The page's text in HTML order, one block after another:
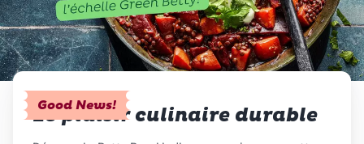
Good News!
Le plaisir culinaire durable